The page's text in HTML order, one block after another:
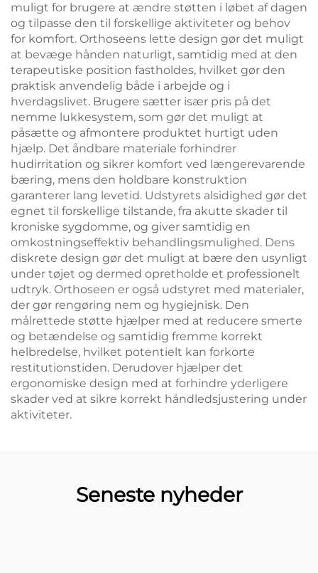
muligt for brugere at ændre støtten i løbet af dagen
og tilpasse den til forskellige aktiviteter og behov
for komfort. Orthoseens lette design gør det muligt
at bevæge hånden naturligt, samtidig med at den
terapeutiske position fastholdes, hvilket gør den
praktisk anvendelig både i arbejde og i
hverdagslivet. Brugere sætter især pris på det
nemme lukkesystem, som gør det muligt at
påsætte og afmontere produktet hurtigt uden
hjælp. Det åndbare materiale forhindrer
hudirritation og sikrer komfort ved længerevarende
bæring, mens den holdbare konstruktion
garanterer lang levetid. Udstyrets alsidighed gør det
egnet til forskellige tilstande, fra akutte skader til
kroniske sygdomme, og giver samtidig en
omkostningseffektiv behandlingsmulighed. Dens
diskrete design gør det muligt at bære den usynligt
under tøjet og dermed opretholde et professionelt
udtryk. Orthoseen er også udstyret med materialer,
der gør rengøring nem og hygiejnisk. Den
målrettede støtte hjælper med at reducere smerte
og betændelse og samtidig fremme korrekt
helbredelse, hvilket potentielt kan forkorte
restitutionstiden. Derudover hjælper det
ergonomiske design med at forhindre yderligere
skader ved at sikre korrekt håndledsjustering under
aktiviteter.
Seneste nyheder